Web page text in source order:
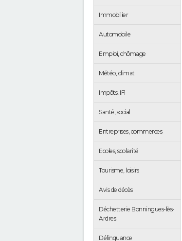
Immobilier
Automobile
Emploi, chômage
Météo, climat
Impôts, IFI
Santé, social
Entreprises, commerces
Ecoles, scolarité
Tourisme, loisirs
Avis de décès
Déchetterie Bonningues-lès-
Ardres
Délinquance